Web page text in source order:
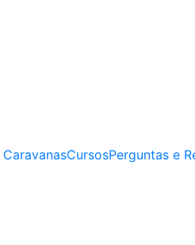
CursosPerguntas e